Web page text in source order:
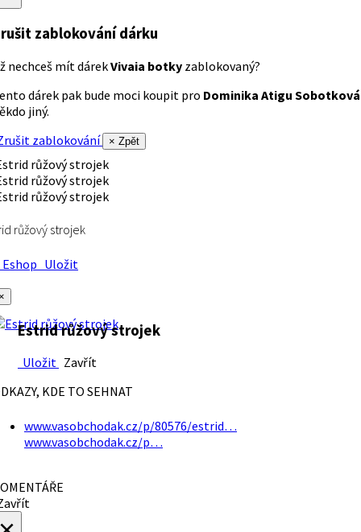
zablokování dárku
nechceš mít dárekVivaia botky zablokovaný?
dárek pak bude moci koupit pro Dominika Atigu Sobotková
jiný.
zablokování
× Zpět
růžový strojek
Uložit
Estrid růžový strojek
Uložit Zavřít
KDE TO SEHNAT
www.vasobchodak.cz/p/80576/estrid…
www.vasobchodak.cz/p…